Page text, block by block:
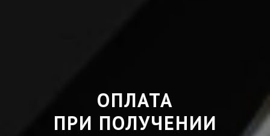
ОПЛАТА
ПРИ ПОЛУЧЕНИИ